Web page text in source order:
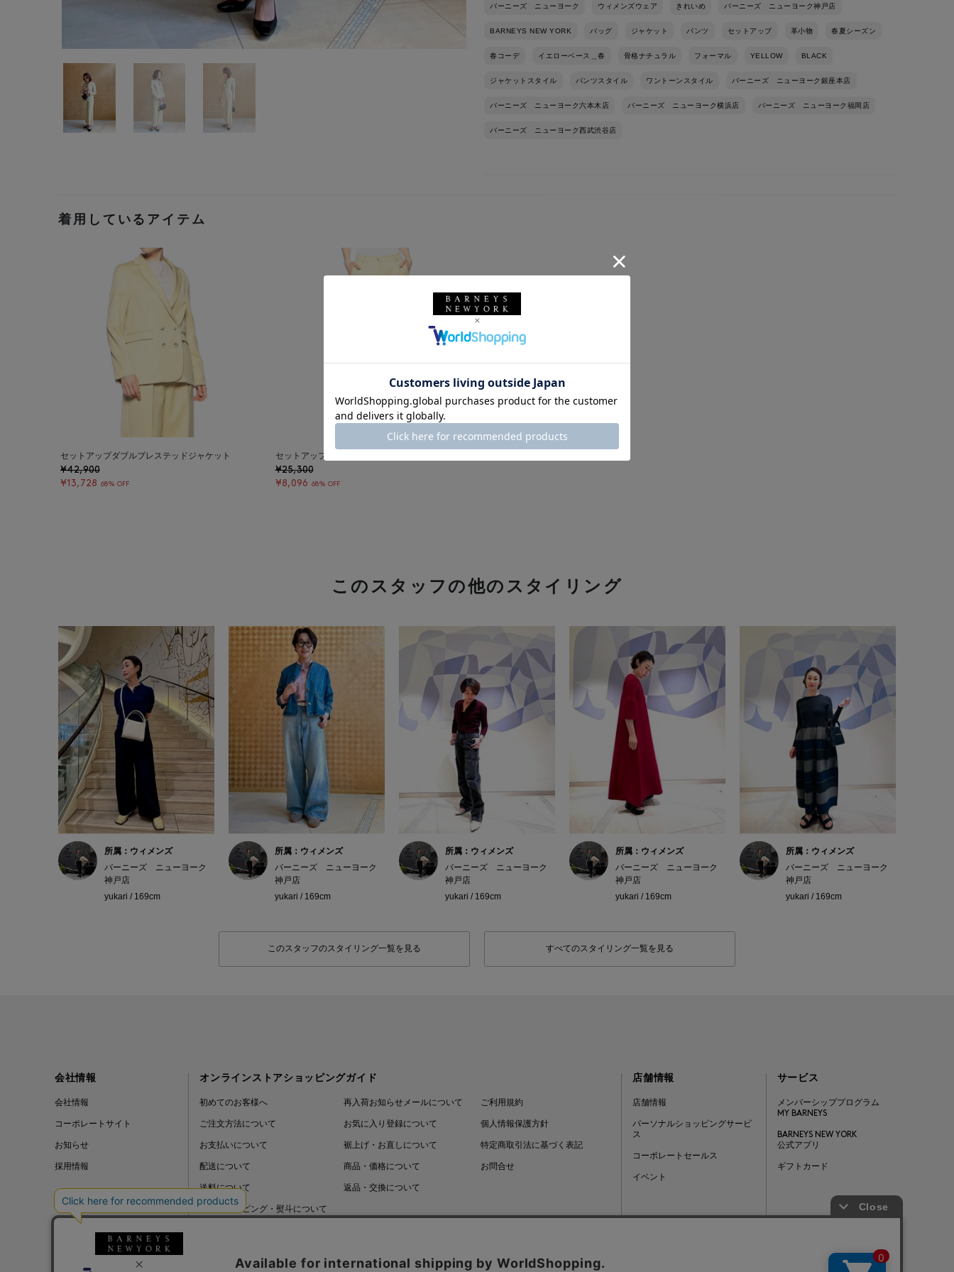
バーニーズ ニューヨーク ウィメンズウェア きれいめ バーニーズ ニューヨーク神戸店
BARNEYS NEW YORK バッグ ジャケット パンツ セットアップ 革小物 春夏シーズン
春コーデ イエローベース＿春 骨格ナチュラル フォーマル YELLOW BLACK
ジャケットスタイル パンツスタイル ワントーンスタイル バーニーズ ニューヨーク銀座本店
バーニーズ ニューヨーク六本木店 バーニーズ ニューヨーク横浜店 バーニーズ ニューヨーク福岡店
バーニーズ ニューヨーク西武渋谷店
着用しているアイテム
セットアップダブルブレステッドジャケット
¥42,900
¥13,728 68% OFF
セットアップワイドパンツ
¥25,300
¥8,096 68% OFF
このスタッフの他のスタイリング
所属：ウィメンズ
バーニーズ ニューヨーク
神戸店
yukari / 169cm
所属：ウィメンズ
バーニーズ ニューヨーク
神戸店
yukari / 169cm
所属：ウィメンズ
バーニーズ ニューヨーク
神戸店
yukari / 169cm
所属：ウィメンズ
バーニーズ ニューヨーク
神戸店
yukari / 169cm
所属：ウィメンズ
バーニーズ ニューヨーク
神戸店
yukari / 169cm
このスタッフのスタイリング一覧を見る すべてのスタイリング一覧を見る
会社情報
会社情報
コーポレートサイト
お知らせ
採用情報
オンラインストアショッピングガイド
初めてのお客様へ
ご注文方法について
お支払いについて
配送について
送料について
ギフトラッピング・熨斗について
再入荷お知らせメールについて
お気に入り登録について
裾上げ・お直しについて
商品・価格について
返品・交換について
ご利用規約
個人情報保護方針
特定商取引法に基づく表記
お問合せ
店舗情報
店舗情報
パーソナルショッピングサービ
ス
コーポレートセールス
イベント
サービス
メンバーシッププログラム
MY BARNEYS
BARNEYS NEW YORK
公式アプリ
ギフトカード